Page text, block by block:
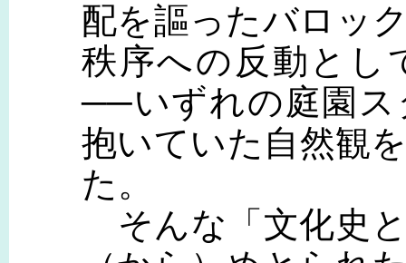
配を謳ったバロッ
秩序への反動とし
──いずれの庭園ス
抱いていた自然観
た。
そんな「文化史